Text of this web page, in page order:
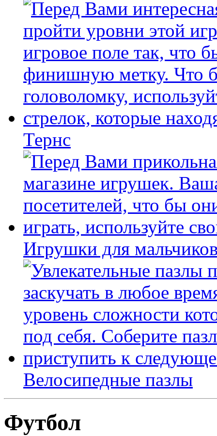
Тернс
Игрушки для
Велосипедные пазлы
Футбол